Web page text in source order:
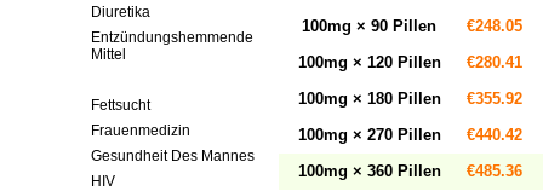
Diuretika
Entzündungshemmende
Mittel
Fettsucht
Frauenmedizin
Gesundheit Des Mannes
HIV
100mg × 90 Pillen
€248.05
100mg × 120 Pillen
€280.41
100mg × 180 Pillen
€355.92
100mg × 270 Pillen
€440.42
100mg × 360 Pillen
€485.36